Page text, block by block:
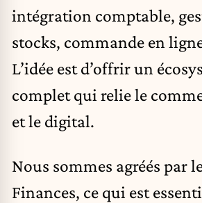
intégration comptable,
stocks, commande en
L’idée est d’offrir un
complet qui relie le
et le digital.
Nous sommes agréés par
Finances, ce qui est